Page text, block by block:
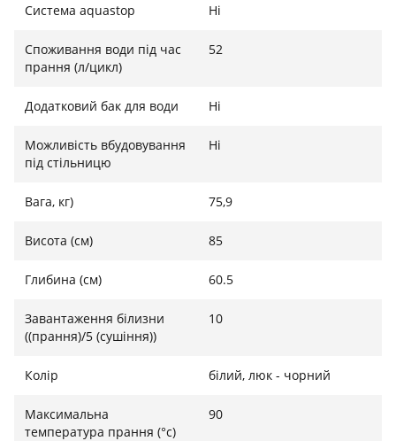
Система aquastop Ні
Споживання води під час
прання (л/цикл)
52
Додатковий бак для води Ні
Можливість вбудовування
під стільницю
Ні
Вага, кг) 75,9
Висота (см) 85
Глибина (см) 60.5
Завантаження білизни
((прання)/5 (сушіння))
10
Колір білий, люк - чорний
Максимальна
температура прання (°c)
90